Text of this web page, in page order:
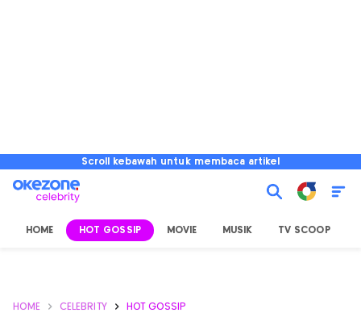
Scroll kebawah untuk membaca artikel
HOME HOT GOSSIP MOVIE MUSIK TV SCOOP
HOME CELEBRITY HOT GOSSIP